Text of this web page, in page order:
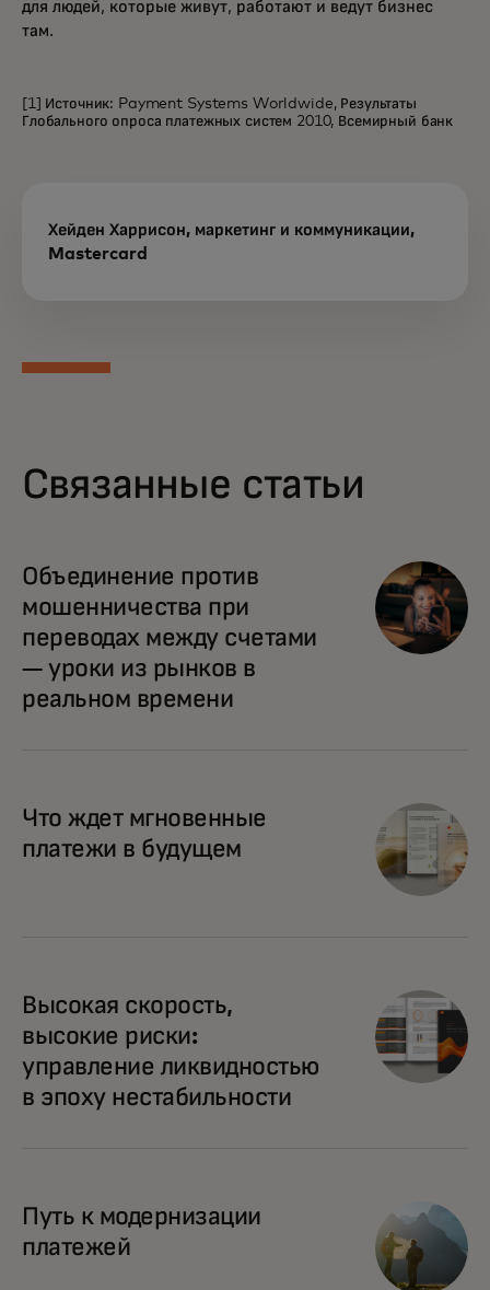
для людей, которые живут, работают и ведут бизнес
там.
[1] Источник: Payment Systems Worldwide, Результаты
Глобального опроса платежных систем 2010, Всемирный банк
Хейден Харрисон, маркетинг и коммуникации,
Mastercard
Связанные статьи
Объединение против
мошенничества при
переводах между счетами
— уроки из рынков в
реальном времени
Что ждет мгновенные
платежи в будущем
Высокая скорость,
высокие риски:
управление ликвидностью
в эпоху нестабильности
Путь к модернизации
платежей